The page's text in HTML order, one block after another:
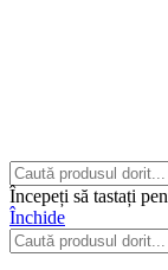
Începeți să tastați
Închide